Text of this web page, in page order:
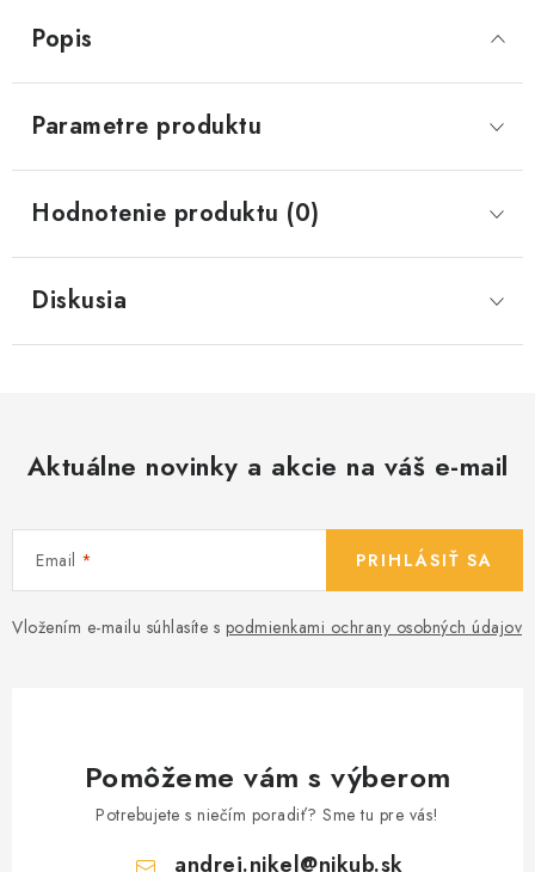
Popis
Parametre produktu
Hodnotenie produktu (0)
Diskusia
Aktuálne novinky a akcie na váš e-mail
Email
Vložením e-mailu súhlasíte s podmienkami ochrany osobných údajov
PRIHLÁSIŤ SA
Pomôžeme vám s výberom
Potrebujete s niečím poradiť? Sme tu pre vás!
andrej.nikel@nikub.sk